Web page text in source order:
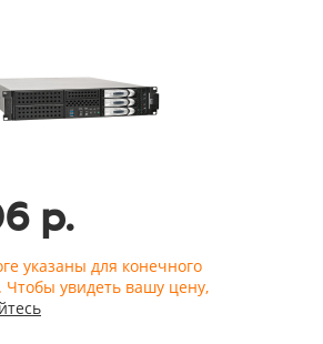
р.
указаны для конечного
Чтобы увидеть вашу цену,